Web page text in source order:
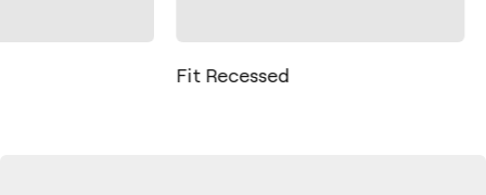
Fit Recessed